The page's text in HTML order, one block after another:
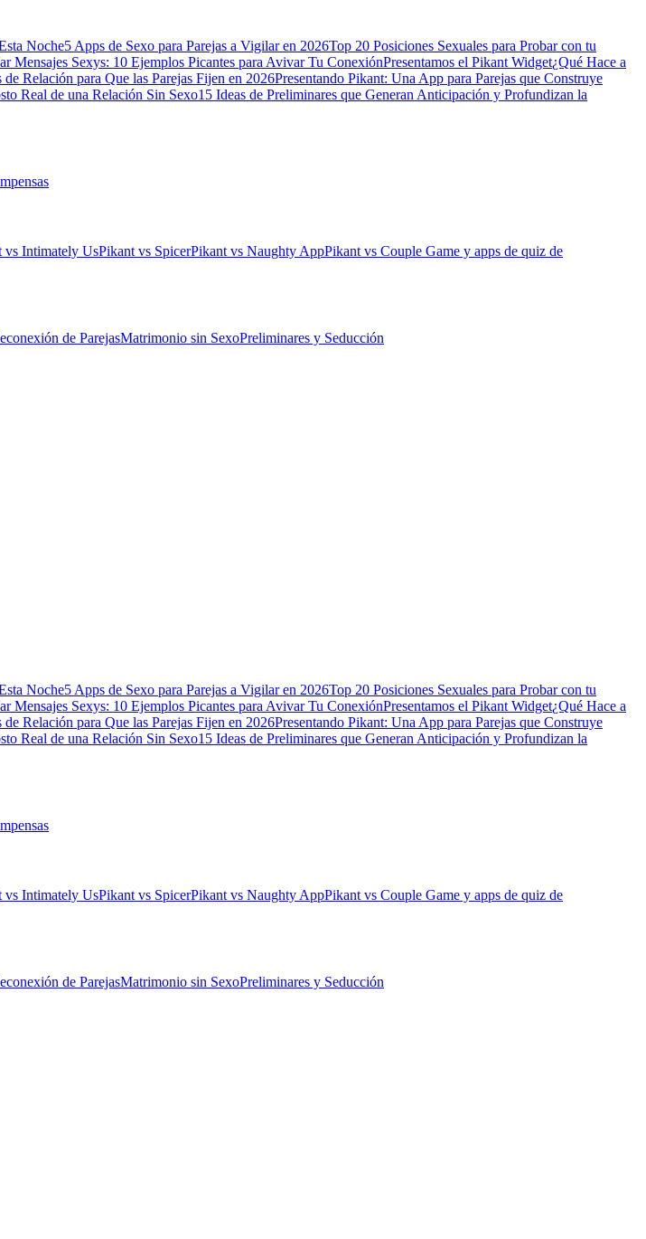
Noche5 Apps de Sexo para Parejas a Vigilar en 2026Top 20 Posiciones Sexuales para Probar con tu
Mensajes Sexys: 10 Ejemplos Picantes para Avivar Tu ConexiónPresentamos el Pikant Widget¿Qué Hace a
de Relación para Que las Parejas Fijen en 2026Presentando Pikant: Una App para Parejas que Construye
Real de una Relación Sin Sexo15 Ideas de Preliminares que Generan Anticipación y Profundizan la
vs Intimately UsPikant vs SpicerPikant vs Naughty AppPikant vs Couple Game y apps de quiz de
de ParejasMatrimonio sin SexoPreliminares y Seducción
Noche5 Apps de Sexo para Parejas a Vigilar en 2026Top 20 Posiciones Sexuales para Probar con tu
Mensajes Sexys: 10 Ejemplos Picantes para Avivar Tu ConexiónPresentamos el Pikant Widget¿Qué Hace a
de Relación para Que las Parejas Fijen en 2026Presentando Pikant: Una App para Parejas que Construye
Real de una Relación Sin Sexo15 Ideas de Preliminares que Generan Anticipación y Profundizan la
vs Intimately UsPikant vs SpicerPikant vs Naughty AppPikant vs Couple Game y apps de quiz de
de ParejasMatrimonio sin SexoPreliminares y Seducción